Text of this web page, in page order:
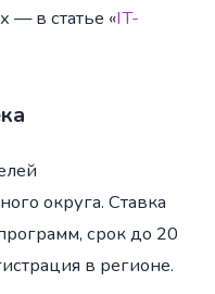
— в статье «IT-
округа. Ставка
срок до 20
в регионе.